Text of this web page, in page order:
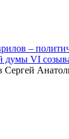
–
думы VI